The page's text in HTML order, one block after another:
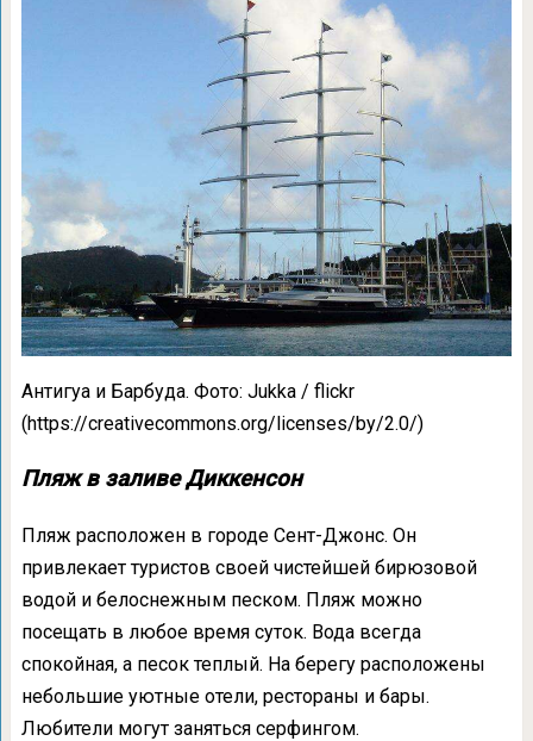
Антигуа и Барбуда. Фото: Jukka / flickr
(https://creativecommons.org/licenses/by/2.0/)
Пляж в заливе Диккенсон
Пляж расположен в городе Сент-Джонс. Он
привлекает туристов своей чистейшей бирюзовой
водой и белоснежным песком. Пляж можно
посещать в любое время суток. Вода всегда
спокойная, а песок теплый. На берегу расположены
небольшие уютные отели, рестораны и бары.
Любители могут заняться серфингом.